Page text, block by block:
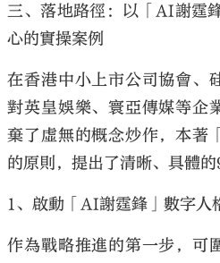
三、落地路徑：以「 AI謝霆
心的實操案例
在香港中小上市公司協會、
對英皇娛樂、寰亞傳媒等企
棄了虛無的概念炒作，本著
的原則，提出了清晰、具體的
1、啟動「 AI謝霆鋒」數字人
作為戰略推進的第一步，可